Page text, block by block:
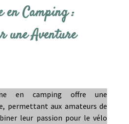
en Camping :
une Aventure
en camping offre une
permettant aux amateurs de
leur passion pour le vélo